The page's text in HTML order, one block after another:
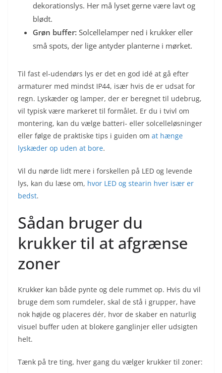
dekorationslys. Her må lyset gerne være lavt og
blødt.
Grøn buffer: Solcellelamper ned i krukker eller
små spots, der lige antyder planterne i mørket.
Til fast el-udendørs lys er det en god idé at gå efter
armaturer med mindst IP44, især hvis de er udsat for
regn. Lyskæder og lamper, der er beregnet til udebrug,
vil typisk være markeret til formålet. Er du i tvivl om
montering, kan du vælge batteri- eller solcelleløsninger
eller følge de praktiske tips i guiden om at hænge
lyskæder op uden at bore.
Vil du nørde lidt mere i forskellen på LED og levende
lys, kan du læse om, hvor LED og stearin hver især er
bedst.
Sådan bruger du
krukker til at afgrænse
zoner
Krukker kan både pynte og dele rummet op. Hvis du vil
bruge dem som rumdeler, skal de stå i grupper, have
nok højde og placeres dér, hvor de skaber en naturlig
visuel buffer uden at blokere ganglinjer eller udsigten
helt.
Tænk på tre ting, hver gang du vælger krukker til zoner: